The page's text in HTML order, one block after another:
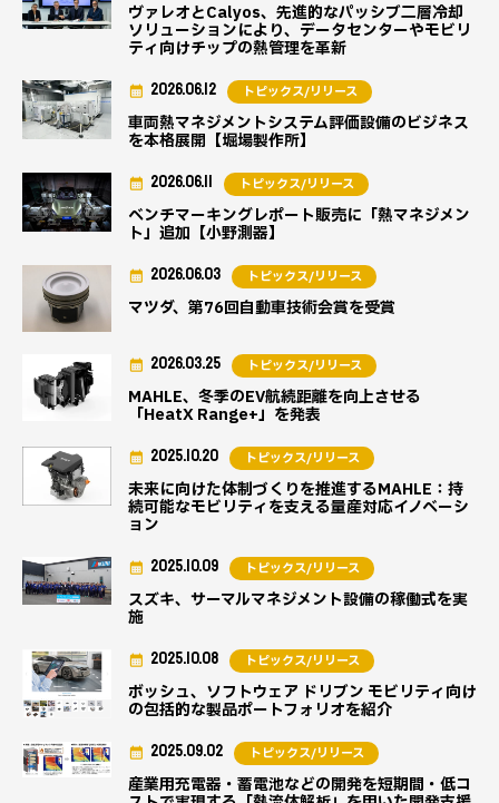
ヴァレオとCalyos、先進的なパッシブ二層冷却
ソリューションにより、データセンターやモビリ
ティ向けチップの熱管理を革新
車両熱マネジメントシステム評価設備のビジネス
を本格展開【堀場製作所】
2026.06.12 トピックス/リリース
ベンチマーキングレポート販売に「熱マネジメン
ト」追加【小野測器】
2026.06.11 トピックス/リリース
マツダ、第76回自動車技術会賞を受賞
2026.06.03 トピックス/リリース
MAHLE、冬季のEV航続距離を向上させる
「HeatX Range+」を発表
2026.03.25 トピックス/リリース
未来に向けた体制づくりを推進するMAHLE：持
続可能なモビリティを支える量産対応イノベーシ
ョン
2025.10.20 トピックス/リリース
スズキ、サーマルマネジメント設備の稼働式を実
施
2025.10.09 トピックス/リリース
ボッシュ、ソフトウェア ドリブン モビリティ向け
の包括的な製品ポートフォリオを紹介
2025.10.08 トピックス/リリース
産業用充電器・蓄電池などの開発を短期間・低コ
2025.09.02 トピックス/リリース